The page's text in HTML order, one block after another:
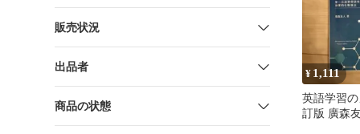
販売状況
出品者
商品の状態
¥ 1,111
英語学習
訂版 廣森